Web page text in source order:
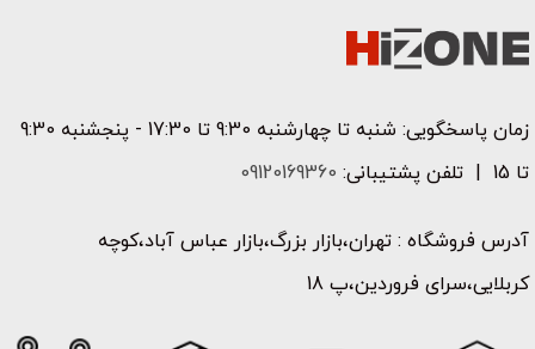
زمان پاسخگویی: شنبه تا چهارشنبه 9:30 تا 17:30 - پنجشنبه 9:30
تا 15 | تلفن پشتیبانی:
09120169360
آدرس فروشگاه : تهران،بازار بزرگ،بازار عباس آباد،کوچه
کربلایی،سرای فروردین،پ 18